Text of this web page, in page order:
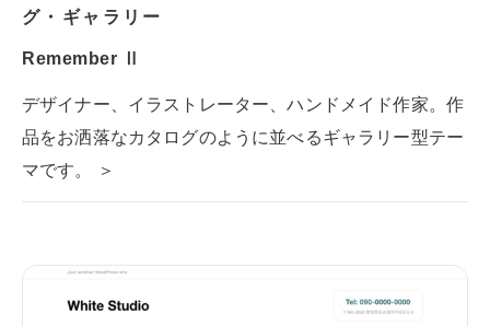
グ・ギャラリー
Remember Ⅱ
デザイナー、イラストレーター、ハンドメイド作家。作
品をお洒落なカタログのように並べるギャラリー型テー
マです。 ＞